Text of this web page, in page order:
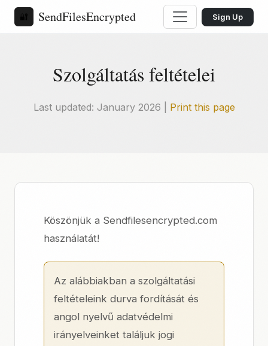
🔐 SendFilesEncrypted Sign Up
Szolgáltatás feltételei
Last updated: January 2026 | Print this page
Köszönjük a Sendfilesencrypted.com
használatát!
Az alábbiakban a szolgáltatási
feltételeink durva fordítását és
angol nyelvű adatvédelmi
irányelveinket találjuk jogi